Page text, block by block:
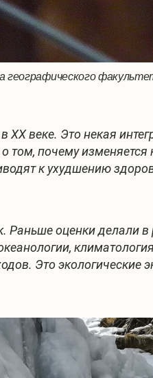
географического
веке. Это некая
том, почему изменяется
к ухудшению
Раньше оценки делали
Это экологические